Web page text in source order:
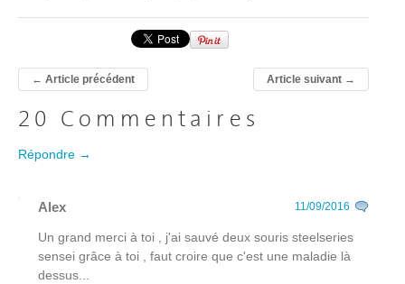
← Article précédent Article suivant→
20 Commentaires
Répondre →
Alex 11/09/2016
Un grand merci à toi , j'ai sauvé deux souris steelseries
sensei grâce à toi , faut croire que c'est une maladie là
dessus...